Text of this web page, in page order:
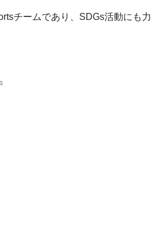
チームであり、SDGs活動にも力